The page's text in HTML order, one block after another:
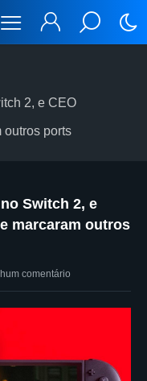
2, e CEO
outros ports
Switch 2, e
marcaram outros
comentário